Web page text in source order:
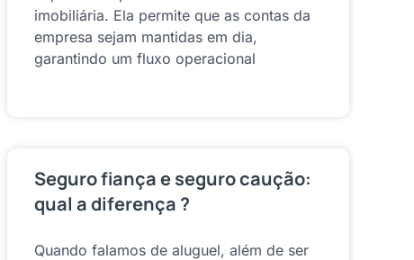
imobiliária. Ela permite que as contas da
empresa sejam mantidas em dia,
garantindo um fluxo operacional
Seguro fiança e seguro caução:
qual a diferença ?
Quando falamos de aluguel, além de ser